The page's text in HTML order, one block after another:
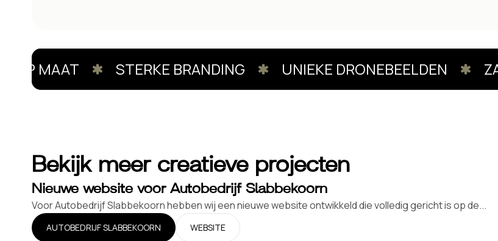
MAAT STERKE BRANDING UNIEKE DRONEBEELDEN
Bekijk meer creatieve projecten
Nieuwe website voor Autobedrijf Slabbekoorn
Voor Autobedrijf Slabbekoorn hebben wij een nieuwe website ontwikkeld die volledig gericht is op de...
AUTOBEDRIJF SLABBEKOORN WEBSITE